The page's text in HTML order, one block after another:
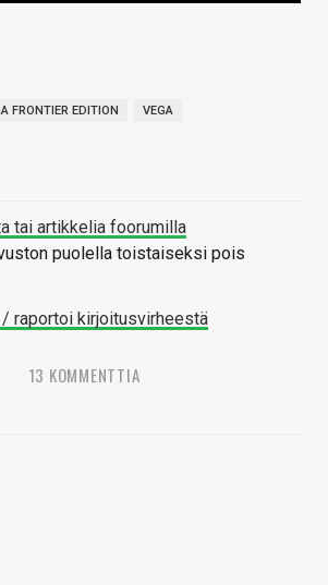
FRONTIER EDITION VEGA
tai artikkelia foorumilla
puolella toistaiseksi pois
raportoi kirjoitusvirheestä
13 KOMMENTTIA